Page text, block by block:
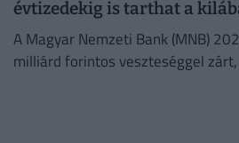
évtizedekig is tarthat a
A Magyar Nemzeti Bank (MNB)
milliárd forintos veszteséggel